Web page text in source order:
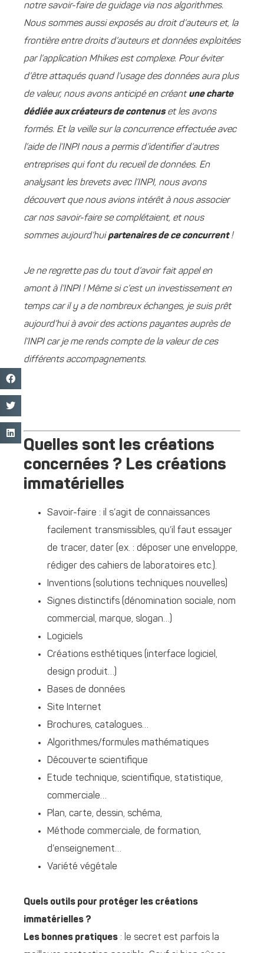
notre savoir-faire de guidage via nos algorithmes.
Nous sommes aussi exposés au droit d’auteurs et, la
frontière entre droits d’auteurs et données exploitées
par l’application Mhikes est complexe. Pour éviter
d’être attaqués quand l’usage des données aura plus
de valeur, nous avons anticipé en créantune charte
dédiée aux créateurs de contenuset les avons
formés. Et la veille sur la concurrence effectuée avec
l’aide de l’INPI nous a permis d’identifier d’autres
entreprises qui font du recueil de données. En
analysant les brevets avec l’INPI, nous avons
découvert que nous avions intérêt à nous associer
car nos savoir-faire se complétaient, et nous
sommes aujourd’huipartenaires de ce concurrent!
Je ne regrette pas du tout d’avoir fait appel en
amont à l’INPI ! Même si c’est un investissement en
temps car il y a de nombreux échanges, je suis prêt
aujourd’hui à avoir des actions payantes auprès de
l’INPI car je me rends compte de la valeur de ces
différents accompagnements.
Quelles sont les créations
concernées ? Les créations
immatérielles
Savoir-faire : il s’agit de connaissances
facilement transmissibles, qu’il faut essayer
de tracer, dater (ex. : déposer une enveloppe,
rédiger des cahiers de laboratoires etc.).
Inventions (solutions techniques nouvelles)
Signes distinctifs (dénomination sociale, nom
commercial, marque, slogan…)
Logiciels
Créations esthétiques (interface logiciel,
design produit…)
Bases de données
Site Internet
Brochures, catalogues…
Algorithmes/formules mathématiques
Découverte scientifique
Etude technique, scientifique, statistique,
commerciale…
Plan, carte, dessin, schéma,
Méthode commerciale, de formation,
d’enseignement…
Variété végétale
Quels outils pour protéger les créations
immatérielles ?
Les bonnes pratiques : le secret est parfois la